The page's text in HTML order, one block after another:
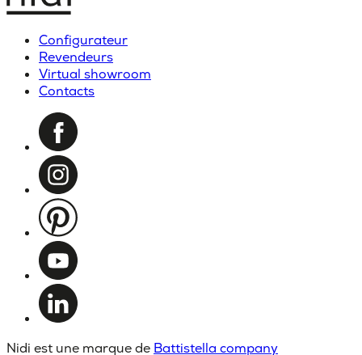
Configurateur
Revendeurs
Virtual showroom
Contacts
Nidi est une marque de Battistella company